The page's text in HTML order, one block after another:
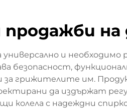
на
и необходимо
безопасност,
грижителите им.
да издържат
колела с надеждни